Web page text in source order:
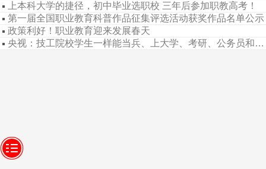
上本科大学的捷径，初中毕业选职校 三年后参加职教高考！
第一届全国职业教育科普作品征集评选活动获奖作品名单公示
政策利好！职业教育迎来发展春天
央视：技工院校学生一样能当兵、上大学、考研、公务员和事业编